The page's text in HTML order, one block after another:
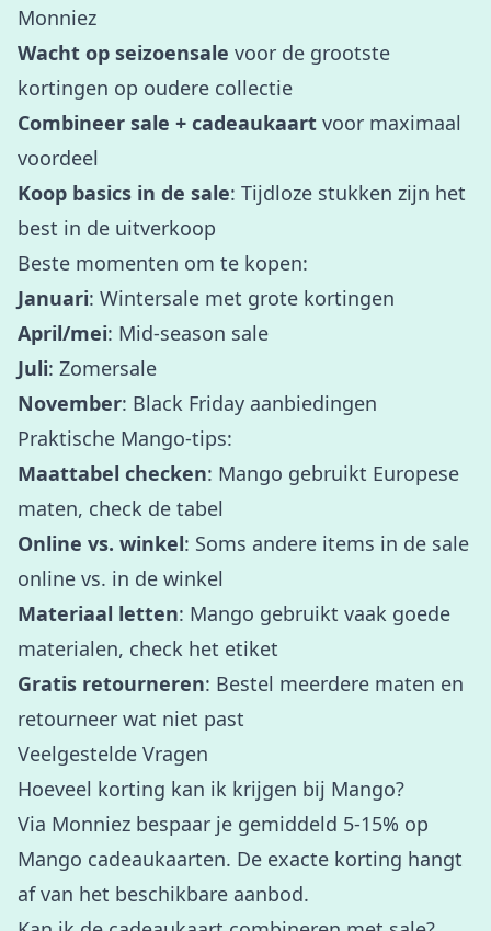
Monniez
Wacht op seizoensale voor de grootste
kortingen op oudere collectie
Combineer sale + cadeaukaart voor maximaal
voordeel
Koop basics in de sale: Tijdloze stukken zijn het
best in de uitverkoop
Beste momenten om te kopen:
Januari: Wintersale met grote kortingen
April/mei: Mid-season sale
Juli: Zomersale
November: Black Friday aanbiedingen
Praktische Mango-tips:
Maattabel checken: Mango gebruikt Europese
maten, check de tabel
Online vs. winkel: Soms andere items in de sale
online vs. in de winkel
Materiaal letten: Mango gebruikt vaak goede
materialen, check het etiket
Gratis retourneren: Bestel meerdere maten en
retourneer wat niet past
Veelgestelde Vragen
Hoeveel korting kan ik krijgen bij Mango?
Via Monniez bespaar je gemiddeld 5-15% op
Mango cadeaukaarten. De exacte korting hangt
af van het beschikbare aanbod.